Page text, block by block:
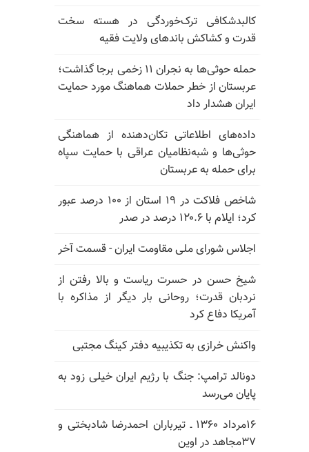
کالبدشکافی ترک‌خوردگی در هسته سخت
قدرت و کشاکش باندهای ولایت فقیه
حمله حوثی‌ها به نجران ۱۱ زخمی برجا گذاشت؛
عربستان از خطر حملات هماهنگ مورد حمایت
ایران هشدار داد
داده‌های اطلاعاتی تکان‌دهنده از هماهنگی
حوثی‌ها و شبه‌نظامیان عراقی با حمایت سپاه
برای حمله به عربستان
شاخص فلاکت در ۱۹ استان از ۱۰۰ درصد عبور
کرد؛ ایلام با ۱۲۰.۶ درصد در صدر
اجلاس شورای ملی مقاومت ایران - قسمت آخر
شیخ حسن در حسرت ریاست و بالا رفتن از
نردبان قدرت؛ روحانی بار دیگر از مذاکره با
آمریکا دفاع کرد
واکنش خرازی به تکذیبیه دفتر کینگ مجتبی
دونالد ترامپ: جنگ با رژیم ایران خیلی زود به
پایان می‌رسد
۱۶مرداد ۱۳۶۰ ـ تیرباران احمدرضا شادبختی و
۳۷مجاهد در اوین